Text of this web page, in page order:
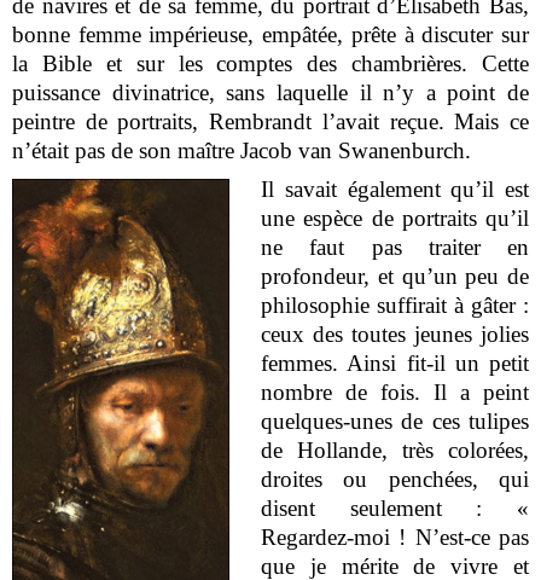
bonne femme impérieuse, empâtée, prête à discuter sur
la Bible et sur les comptes des chambrières. Cette
puissance divinatrice, sans laquelle il n’y a point de
peintre de portraits, Rembrandt l’avait reçue. Mais ce
n’était pas de son maître Jacob van Swanenburch.
Il savait également qu’il est
une espèce de portraits qu’il
ne faut pas traiter en
profondeur, et qu’un peu de
philosophie suffirait à gâter :
ceux des toutes jeunes jolies
femmes. Ainsi fit-il un petit
nombre de fois. Il a peint
quelques-unes de ces tulipes
de Hollande, très colorées,
droites ou penchées, qui
disent seulement : «
Regardez-moi ! N’est-ce pas
que je mérite de vivre et